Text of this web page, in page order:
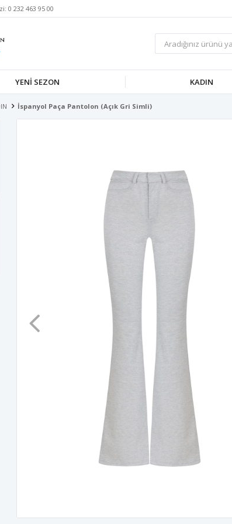
0 232 463 95 00
YENİ SEZON KADIN
İspanyol Paça Pantolon (Açık Gri Simli)